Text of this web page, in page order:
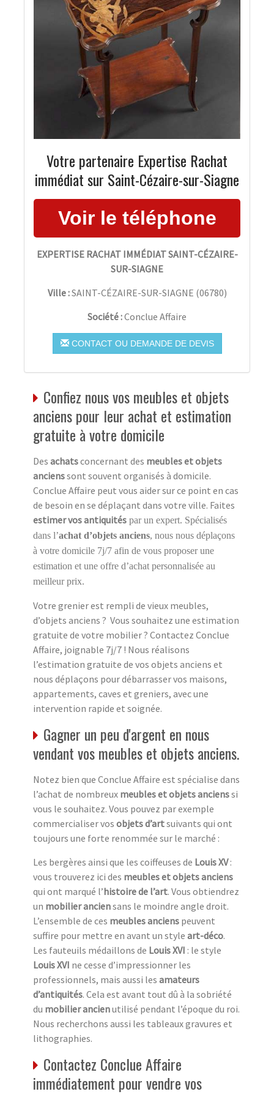
Votre partenaire Expertise Rachat
immédiat sur Saint-Cézaire-sur-Siagne
EXPERTISE RACHAT IMMÉDIAT SAINT-CÉZAIRE-
SUR-SIAGNE
Ville :SAINT-CÉZAIRE-SUR-SIAGNE (06780)
Société :Conclue Affaire
CONTACT OU DEMANDE DE DEVIS
Confiez nous vos meubles et objets
anciens pour leur achat et estimation
gratuite à votre domicile
Des achatsconcernant des meubles et objets
ancienssont souvent organisés à domicile.
Conclue Affaire peut vous aider sur ce point en cas
de besoin en se déplaçant dans votre ville. Faites
estimer vos antiquités par un expert. Spécialisés
dans l’achat d’objets anciens, nous nous déplaçons
à votre domicile 7j/7 afin de vous proposer une
estimation et une offre d’achat personnalisée au
meilleur prix.
Votre grenier est rempli de vieux meubles,
d’objets anciens ? Vous souhaitez une estimation
gratuite de votre mobilier ? Contactez Conclue
Affaire, joignable 7j/7 ! Nous réalisons
l’estimation gratuite de vos objets anciens et
nous déplaçons pour débarrasser vos maisons,
appartements, caves et greniers, avec une
intervention rapide et soignée.
Gagner un peu d'argent en nous
vendant vos meubles et objets anciens.
Notez bien que Conclue Affaire est spécialise dans
l’achat de nombreux meubles et objets ancienssi
vous le souhaitez. Vous pouvez par exemple
commercialiser vos objets d’artsuivants qui ont
toujours une forte renommée sur le marché :
Les bergères ainsi que les coiffeuses de Louis XV:
vous trouverez ici des meubles et objets anciens
qui ont marqué l’histoire de l’art. Vous obtiendrez
un mobilier anciensans le moindre angle droit.
L’ensemble de ces meubles anciens peuvent
suffire pour mettre en avant un style art-déco.
Les fauteuils médaillons de Louis XVI : le style
Louis XVI ne cesse d’impressionner les
professionnels, mais aussi les amateurs
d’antiquités. Cela est avant tout dû à la sobriété
du mobilier ancienutilisé pendant l’époque du roi.
Nous recherchons aussi les tableaux gravures et
lithographies.
Contactez Conclue Affaire
immédiatement pour vendre vos